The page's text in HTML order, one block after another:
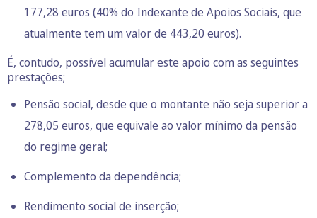
177,28 euros (40% do Indexante de Apoios Sociais, que
atualmente tem um valor de 443,20 euros).
É, contudo, possível acumular este apoio com as seguintes
prestações;
Pensão social, desde que o montante não seja superior a
278,05 euros, que equivale ao valor mínimo da pensão
do regime geral;
Complemento da dependência;
Rendimento social de inserção;